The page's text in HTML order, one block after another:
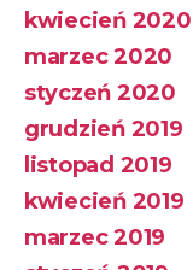
kwiecień 2020
marzec 2020
styczeń 2020
grudzień 2019
listopad 2019
kwiecień 2019
marzec 2019